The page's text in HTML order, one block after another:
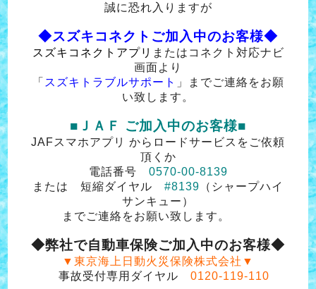
誠に恐れ入りますが
◆スズキコネクトご加入中のお客様◆
スズキコネクトアプリ またはコネクト対応ナビ
画面より
「 スズキトラブルサポート 」までご連絡をお願
い致します。
■ＪＡＦ ご加入中のお客様■
JAFスマホアプリ からロードサービスをご依頼
頂くか
電話番号 0570‐00‐8139
または 短縮ダイヤル #8139 （シャープハイ
サンキュー）
までご連絡をお願い致します。
◆弊社で自動車保険ご加入中のお客様◆
▼東京海上日動火災保険株式会社▼
事故受付専用ダイヤル 0120-119-110